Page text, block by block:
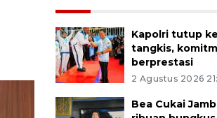
Kapolri tutup
tangkis,
berprestasi
2 Agustus 2026
Bea Cukai